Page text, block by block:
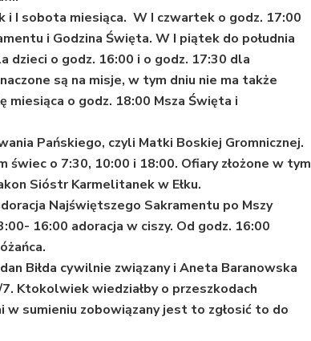
I sobota miesiąca. W I czwartek o godz. 17:00
i Godzina Święta. W I piątek do południa
dzieci o godz. 16:00 i o godz. 17:30 dla
są na misje, w tym dniu nie ma także
o godz. 18:00 Msza Święta i
Pańskiego, czyli Matki Boskiej Gromnicznej.
świec o 7:30, 10:00 i 18:00. Ofiary złożone w tym
Sióstr Karmelitanek w Ełku.
Najświętszego Sakramentu po Mszy
16:00 adoracja w ciszy. Od godz. 16:00
Biłda cywilnie związany i Aneta Baranowska
Ktokolwiek wiedziałby o przeszkodach
w sumieniu zobowiązany jest to zgłosić to do